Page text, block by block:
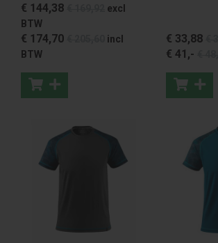
€ 144,38
excl
BTW
€ 174,70
incl
BTW
€ 33,88
€ 41 ,-